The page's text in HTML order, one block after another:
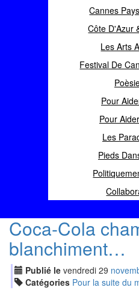
Cannes
Côte D'Azur
Les Arts
Festival De
Pour
Pour
Les
Pieds
Coca-Cola
blanchiment…
Publié le vendredi 29 nov
Catégories Pour la suite du